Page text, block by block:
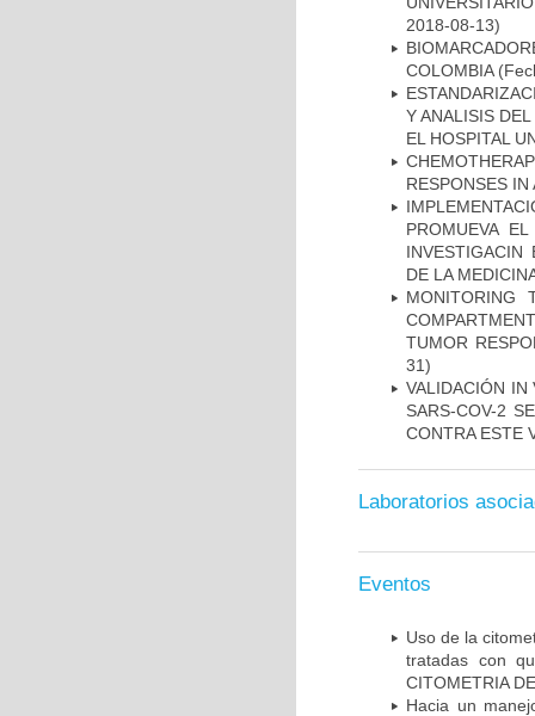
2018-08-13)
COLOMBIA
Y ANALISIS
EL HOSPITAL
RESPONSES IN
PROMUEVA
INVESTIGACIN
DE LA
MONITORING
TUMOR
31)
VALIDACIÓN IN
SARS-COV-2
CONTRA ESTE
Laboratorios
Eventos
Uso de la
tratadas con
CITOMETRIA
Hacia un